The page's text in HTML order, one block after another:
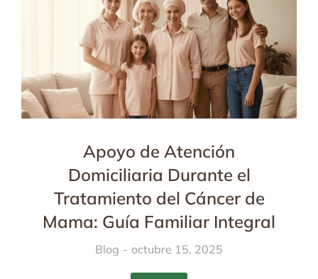
Apoyo de Atención
Domiciliaria Durante el
Tratamiento del Cáncer de
Mama: Guía Familiar Integral
Blog octubre 15, 2025